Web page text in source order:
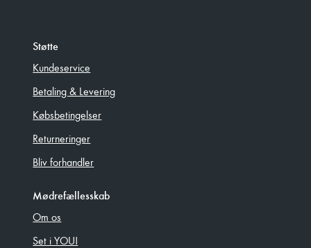
Støtte
Kundeservice
Betaling & Levering
Købsbetingelser
Returneringer
Bliv forhandler
Mødrefællesskab
Om os
Set i YOU!